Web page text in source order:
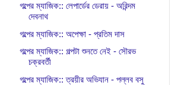
গল্পের ম্যাজিক:: লেপার্ডের ডেরায় - অরিন্দম
দেবনাথ
গল্পের ম্যাজিক:: অপেক্ষা - প্রতিম দাস
গল্পের ম্যাজিক:: গল্পটা শুনতে নেই - সৌরভ
চক্রবর্তী
গল্পের ম্যাজিক:: ত্রয়ীর অভিযান - পল্লব বসু